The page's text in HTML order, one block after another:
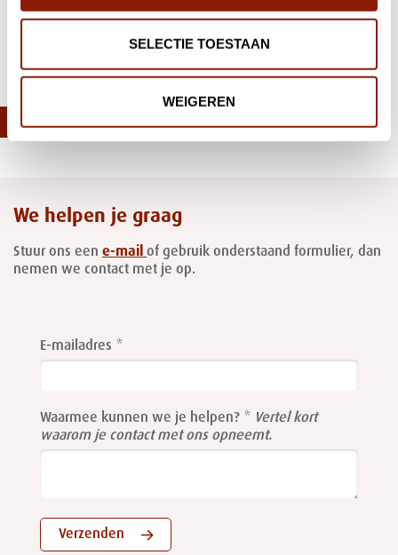
SELECTIE TOESTAAN
WEIGEREN
‹ 1 2 3 4 5 6 ›
Deel deze pagina:
We helpen je graag
Stuur ons een e-mail of gebruik onderstaand formulier, dan
nemen we contact met je op.
this
field
E-mailadres
Waarmee kunnen we je helpen?
Vertel kort
waarom je contact met ons opneemt.
Verzenden